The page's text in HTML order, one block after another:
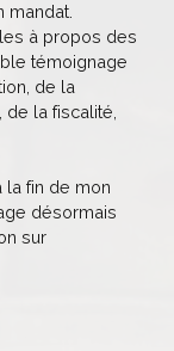
mandat.
à propos des
témoignage
de la
la fiscalité,
la fin de mon
désormais
sur